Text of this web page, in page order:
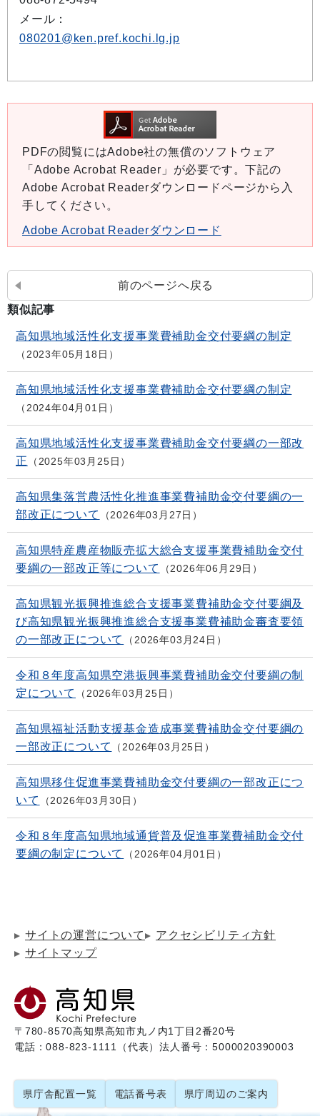
メール：
080201@ken.pref.kochi.lg.jp
PDFの閲覧にはAdobe社の無償のソフトウェア
「Adobe Acrobat Reader」が必要です。下記の
Adobe Acrobat Readerダウンロードページから入
手してください。
Adobe Acrobat Readerダウンロード
前のページへ戻る
類似記事
高知県地域活性化支援事業費補助金交付要綱の制定
2023年05月18日
高知県地域活性化支援事業費補助金交付要綱の制定
2024年04月01日
高知県地域活性化支援事業費補助金交付要綱の一部改
正
2025年03月25日
高知県集落営農活性化推進事業費補助金交付要綱の一
部改正について
2026年03月27日
高知県特産農産物販売拡大総合支援事業費補助金交付
要綱の一部改正等について
2026年06月29日
高知県観光振興推進総合支援事業費補助金交付要綱及
び高知県観光振興推進総合支援事業費補助金審査要領
の一部改正について
2026年03月24日
令和８年度高知県空港振興事業費補助金交付要綱の制
定について
2026年03月25日
高知県福祉活動支援基金造成事業費補助金交付要綱の
一部改正について
2026年03月25日
高知県移住促進事業費補助金交付要綱の一部改正につ
いて
2026年03月30日
令和８年度高知県地域通貨普及促進事業費補助金交付
要綱の制定について
2026年04月01日
サイトの運営について
アクセシビリティ方針
サイトマップ
〒780-8570高知県高知市丸ノ内1丁目2番20号
電話：088-823-1111（代表）法人番号：5000020390003
県庁舎配置一覧 電話番号表 県庁周辺のご案内